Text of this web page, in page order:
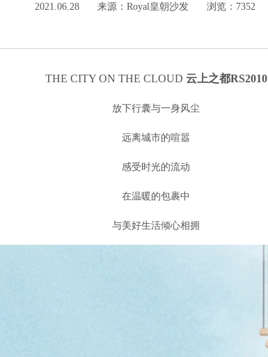
2021.06.28 来源：Royal皇朝沙发 浏览：7352
THE CITY ON THE CLOUD 云上之都RS2010
放下行囊与一身风尘
远离城市的喧嚣
感受时光的流动
在温暖的包裹中
与美好生活倾心相拥